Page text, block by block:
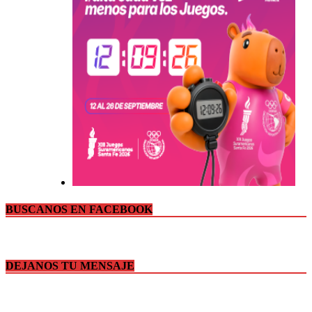
BUSCANOS EN FACEBOOK
DEJANOS TU MENSAJE